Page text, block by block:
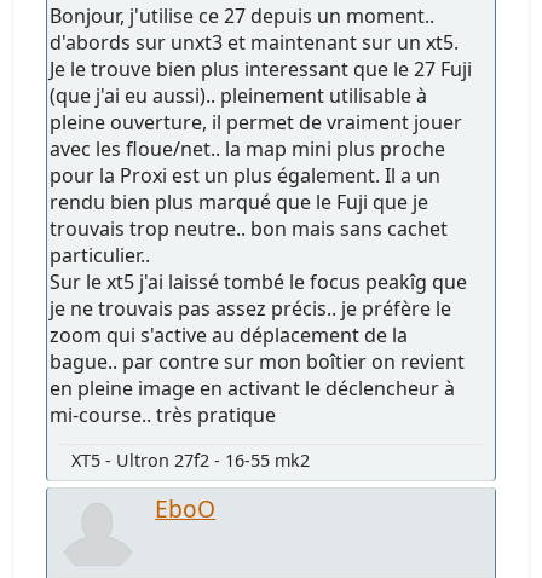
Bonjour, j'utilise ce 27 depuis un moment..
d'abords sur unxt3 et maintenant sur un xt5.
Je le trouve bien plus interessant que le 27 Fuji
(que j'ai eu aussi).. pleinement utilisable à
pleine ouverture, il permet de vraiment jouer
avec les floue/net.. la map mini plus proche
pour la Proxi est un plus également. Il a un
rendu bien plus marqué que le Fuji que je
trouvais trop neutre.. bon mais sans cachet
particulier..
Sur le xt5 j'ai laissé tombé le focus peakîg que
je ne trouvais pas assez précis.. je préfère le
zoom qui s'active au déplacement de la
bague.. par contre sur mon boîtier on revient
en pleine image en activant le déclencheur à
mi-course.. très pratique
XT5 - Ultron 27f2 - 16-55 mk2
EboO